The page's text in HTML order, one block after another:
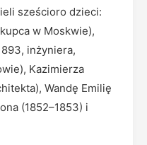
sześcioro dzieci:
w Moskwie),
inżyniera,
Kazimierza
Wandę Emilię
(1852–1853) i